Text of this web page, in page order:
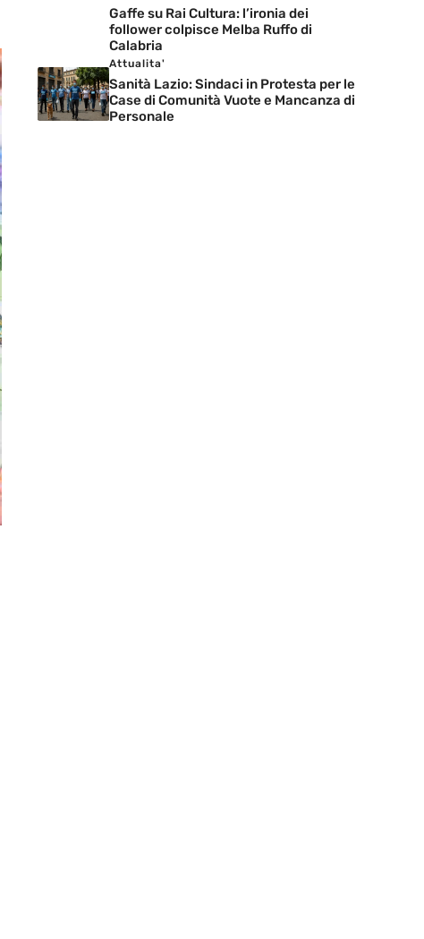
Gaffe su Rai Cultura: l’ironia dei
follower colpisce Melba Ruffo di
Calabria
Attualita'
Sanità Lazio: Sindaci in Protesta per le
Case di Comunità Vuote e Mancanza di
Personale